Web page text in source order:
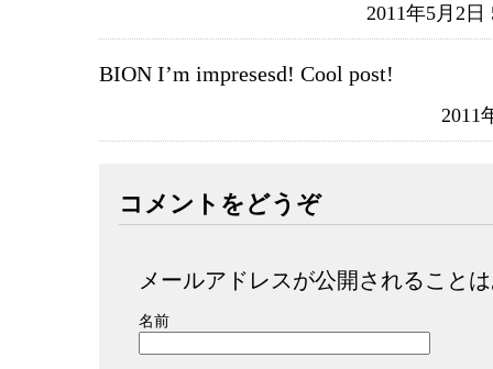
2011年5月2
BION I’m impresesd! Cool post!
2011
コメントをどうぞ
メールアドレスが公開されること
名前